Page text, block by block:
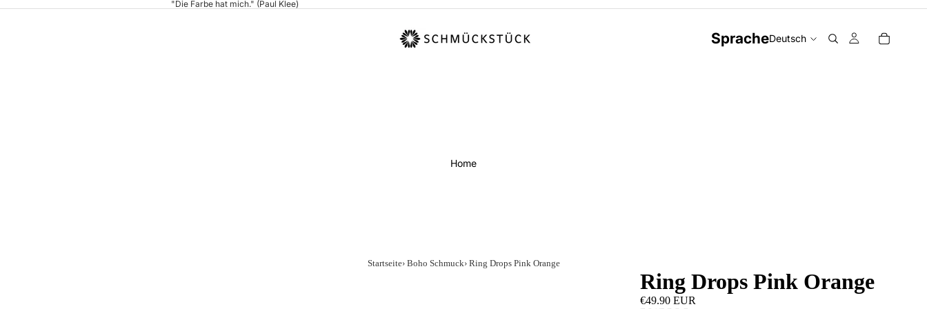
"Die Farbe hat mich." (Paul Klee)
Sprache
Home
Startseite› Boho Schmuck› Ring Drops Pink Orange
Ring Drops Pink Orange
€49.90 EUR